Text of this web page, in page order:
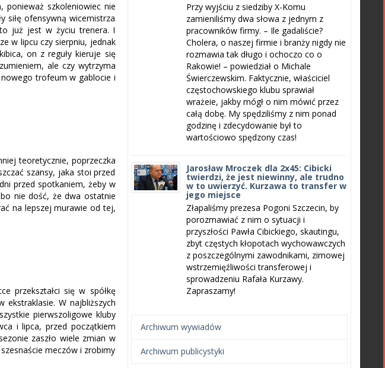
ponieważ szkoleniowiec nie
siłę ofensywną wicemistrza
już jest w życiu trenera. I
w lipcu czy sierpniu, jednak
on z reguły kieruje się
ale czy wytrzyma
trofeum w gablocie i
teoretycznie, poprzeczka
szansy, jaka stoi przed
przed spotkaniem, żeby w
nie dość, że dwa ostatnie
na lepszej murawie od tej,
przekształci się w spółkę
W najbliższych
pierwszoligowe kluby
i lipca, przed początkiem
zaszło wiele zmian w
meczów i zrobimy
Przy wyjściu z siedziby X-Komu
zamieniliśmy dwa słowa z jednym z
pracowników firmy. – Ile gadaliście?
Cholera, o naszej firmie i branży nigdy nie
rozmawia tak długo i ochoczo co o
Rakowie! – powiedział o Michale
Świerczewskim. Faktycznie, właściciel
częstochowskiego klubu sprawiał
wrażeie, jakby mógł o nim mówić przez
całą dobę. My spędziliśmy z nim ponad
godzinę i zdecydowanie był to
wartościowo spędzony czas!
Jarosław Mroczek dla 2x45: Cibicki
twierdzi, że jest niewinny, ale trudno
w to uwierzyć. Kurzawa to transfer w
jego miejsce
Złapaliśmy prezesa Pogoni Szczecin, by
porozmawiać z nim o sytuacji i
przyszłości Pawła Cibickiego, skautingu,
zbyt częstych kłopotach wychowawczych
z poszczególnymi zawodnikami, zimowej
wstrzemięźliwości transferowej i
sprowadzeniu Rafała Kurzawy.
Zapraszamy!
Archiwum wywiadów
Archiwum publicystyki